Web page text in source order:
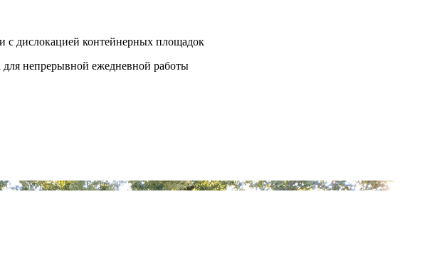
с дислокацией контейнерных площадок
для непрерывной ежедневной работы